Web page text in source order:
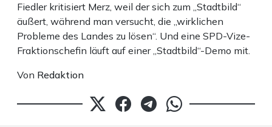
Fiedler kritisiert Merz, weil der sich zum „Stadtbild“
äußert, während man versucht, die „wirklichen
Probleme des Landes zu lösen“. Und eine SPD-Vize-
Fraktionschefin läuft auf einer „Stadtbild“-Demo mit.
Von Redaktion